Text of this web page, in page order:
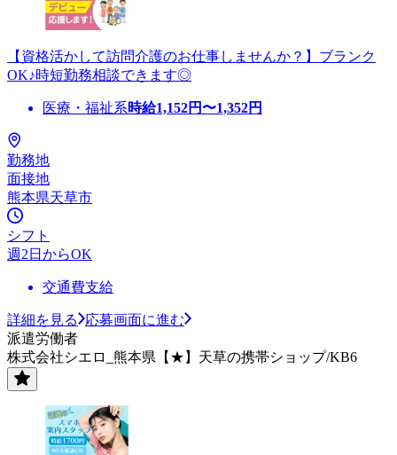
【資格活かして訪問介護のお仕事しませんか？】ブランク
OK♪時短勤務相談できます◎
医療・福祉系時給1,152円〜1,352円
勤務地
面接地
熊本県天草市
シフト
週2日からOK
交通費支給
詳細を見る
応募画面に進む
派遣労働者
株式会社シエロ_熊本県【★】天草の携帯ショップ/KB6